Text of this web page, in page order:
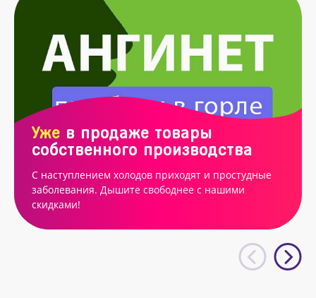
Уже в продаже товары
собственного производства
С наступлением холодов приходят и простудные
заболевания. Дышите свободнее с нашими
скидками!